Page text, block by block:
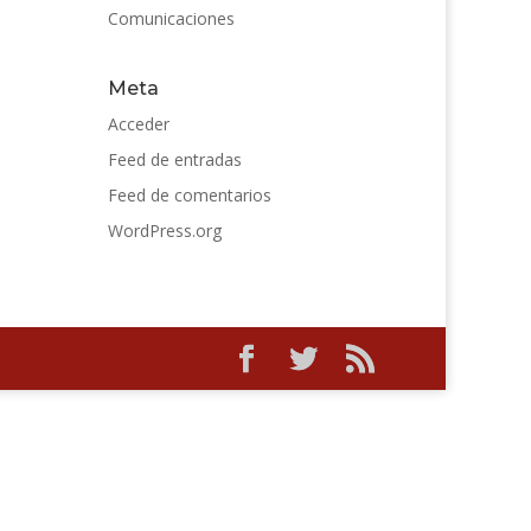
Comunicaciones
Meta
Acceder
Feed de entradas
Feed de comentarios
WordPress.org